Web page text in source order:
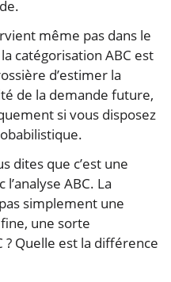
même pas dans le
catégorisation ABC est
d’estimer la
de la demande future,
si vous disposez
dites que c’est une
ABC. La
simplement une
une sorte
? Quelle est la différence